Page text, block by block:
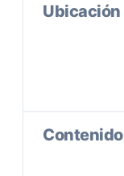
Ubicación
Contenido